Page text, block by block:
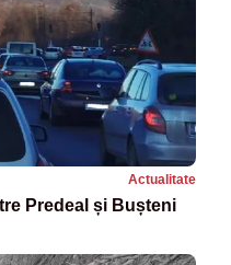
Actualitate
Predeal și Bușteni